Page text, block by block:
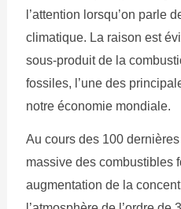
l’attention lorsqu’on parle
climatique. La raison est
sous-produit de la
fossiles, l’une des
notre économie mondiale.
Au cours des 100
massive des combustibles
augmentation de la